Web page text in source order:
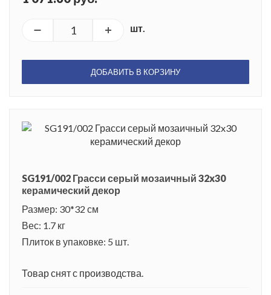
шт.
ДОБАВИТЬ В КОРЗИНУ
SG191/002 Грасси серый мозаичный 32x30
керамический декор
Размер: 30*32 см
Вес: 1.7 кг
Плиток в упаковке: 5 шт.
Товар снят с производства.